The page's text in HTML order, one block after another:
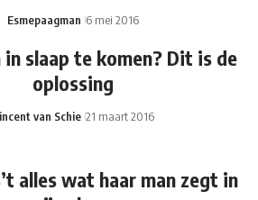
Esmepaagman 6 mei 2016
slaap te komen? Dit is de
oplossing
van Schie 21 maart 2016
alles wat haar man zegt in